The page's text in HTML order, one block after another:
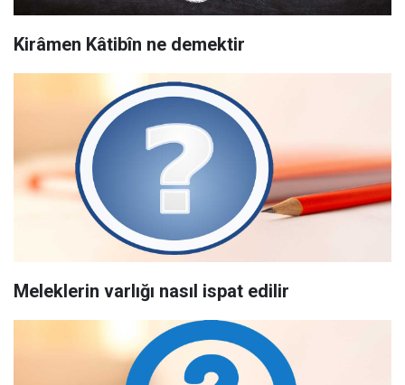
Kirâmen Kâtibîn ne demektir
Meleklerin varlığı nasıl ispat edilir